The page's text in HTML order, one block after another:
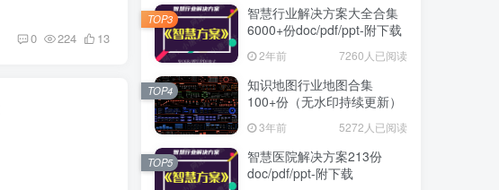
0 224 13
智慧行业解决方案大全合集
6000+份doc/pdf/ppt-附下载
2年前 7260人已阅读
TOP3
知识地图行业地图合集
100+份（无水印持续更新）
3年前 5272人已阅读
TOP4
智慧医院解决方案213份
doc/pdf/ppt-附下载
TOP5